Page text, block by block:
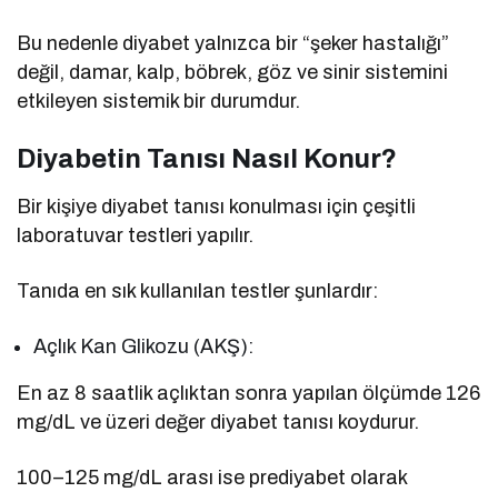
Bu nedenle diyabet yalnızca bir “şeker hastalığı”
değil, damar, kalp, böbrek, göz ve sinir sistemini
etkileyen sistemik bir durumdur.
Diyabetin Tanısı Nasıl Konur?
Bir kişiye diyabet tanısı konulması için çeşitli
laboratuvar testleri yapılır.
Tanıda en sık kullanılan testler şunlardır:
Açlık Kan Glikozu (AKŞ):
En az 8 saatlik açlıktan sonra yapılan ölçümde 126
mg/dL ve üzeri değer diyabet tanısı koydurur.
100–125 mg/dL arası ise prediyabet olarak